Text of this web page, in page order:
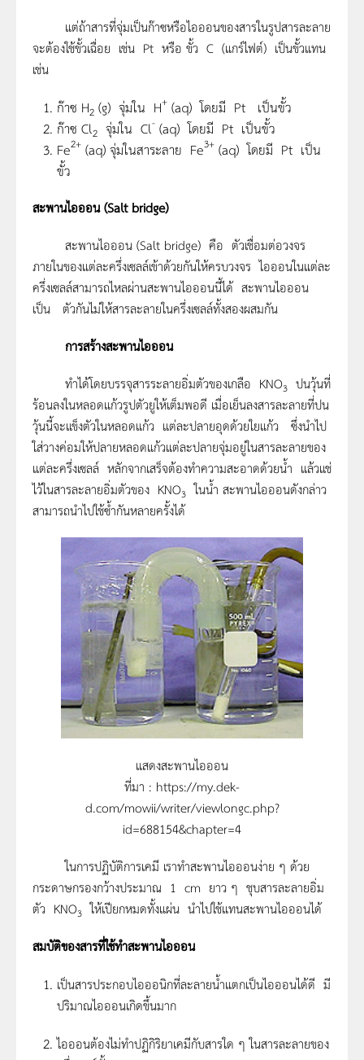
แต่ถ้าสารที่จุ่มเป็นก๊าซหรือไอออนของสารในรูปสารละลาย
จะต้องใช้ขั้วเฉื่อย เช่น Pt หรือ ขั้ว C (แกร์ไฟต์) เป็นขั้วแทน
เช่น
ก๊าซ H2 (g) จุ่มใน H+ (aq) โดยมี Pt เป็นขั้ว
ก๊าซ Cl2 จุ่มใน Cl- (aq) โดยมี Pt เป็นขั้ว
Fe2+ (aq) จุ่มในสาระลาย Fe3+ (aq) โดยมี Pt เป็น
ขั้ว
สะพานไอออน(Salt bridge)
สะพานไอออน (Salt bridge) คือ ตัวเชื่อมต่อวงจร
ภายในของแต่ละครึ่งเซลล์เข้าด้วยกันให้ครบวงจร ไอออนในแต่ละ
ครึ่งเซลล์สามารถไหลผ่านสะพานไอออนนี้ได้ สะพานไอออน
เป็น ตัวกันไม่ให้สารละลายในครึ่งเซลล์ทั้งสองผสมกัน
การสร้างสะพานไอออน
ทำได้โดยบรรจุสารระลายอิ่มตัวของเกลือ KNO3 ปนวุ้นที่
ร้อนลงในหลอดแก้วรูปตัวยูให้เต็มพอดี เมื่อเย็นลงสารละลายที่ปน
วุ้นนี้จะแข็งตัวในหลอดแก้ว แต่ละปลายอุดด้วยใยแก้ว ซึ่งนำไป
ใส่วางค่อมให้ปลายหลอดแก้วแต่ละปลายจุ่มอยู่ในสารละลายของ
แต่ละครึ่งเซลล์ หลักจากเสร็จต้องทำความสะอาดด้วยน้ำ แล้วแช่
ไว้ในสารละลายอิ่มตัวของ KNO3 ในน้ำ สะพานไอออนดังกล่าว
สามารถนำไปใช้ซ้ำกันหลายครั้งได้
แสดงสะพานไอออน
ที่มา : https://my.dek-
d.com/mowii/writer/viewlongc.php?
id=688154&chapter=4
ในการปฏิบัติการเคมี เราทำสะพานไอออนง่าย ๆ ด้วย
กระดาษกรองกว้างประมาณ 1 cm ยาว ๆ ชุบสารละลายอิ่ม
ตัว KNO3 ให้เปียกหมดทั้งแผ่น นำไปใช้แทนสะพานไอออนได้
สมบัติของสารที่ใช้ทำสะพานไอออน
เป็นสารประกอบไอออนิกที่ละลายน้ำแตกเป็นไอออนได้ดี มี
ปริมาณไอออนเกิดขึ้นมาก
ไอออนต้องไม่ทำปฏิกิริยาเคมีกับสารใด ๆ ในสารละลายของ